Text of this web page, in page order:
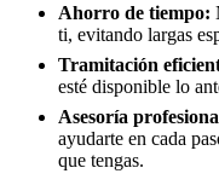
Ahorro de tiempo:
ti, evitando largas
Tramitación
esté disponible lo
Asesoría
ayudarte en cada
que tengas.